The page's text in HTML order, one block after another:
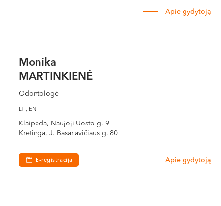
Apie gydytoją
Monika
MARTINKIENĖ
Odontologė
LT , EN
Klaipėda, Naujoji Uosto g. 9
Kretinga, J. Basanavičiaus g. 80
E-registracija Apie gydytoją